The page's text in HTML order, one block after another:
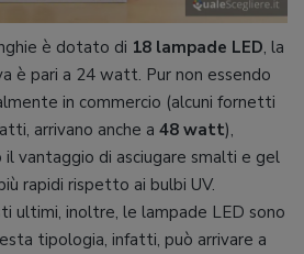
è dotato di 18 lampade LED, la
è pari a 24 watt. Pur non essendo
in commercio (alcuni fornetti
arrivano anche a 48 watt),
vantaggio di asciugare smalti e gel
rapidi rispetto ai bulbi UV.
ultimi, inoltre, le lampade LED sono
tipologia, infatti, può arrivare a